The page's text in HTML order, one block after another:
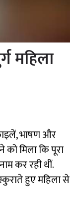
महिला
भाषण और
मिला कि पूरा
कर रही थीं.
हुए महिला से